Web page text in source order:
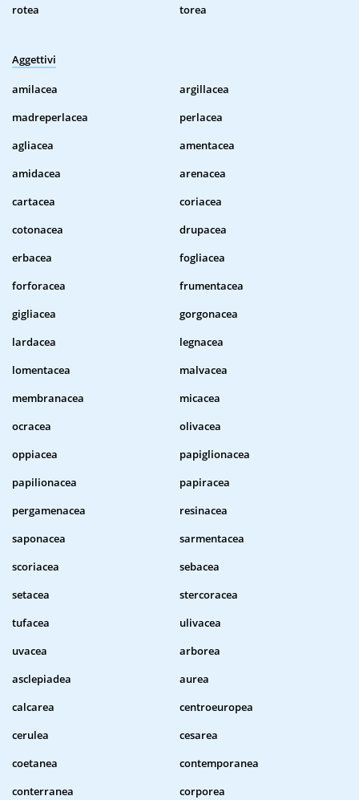
rotea
torea
Aggettivi
amilacea
argillacea
madreperlacea
perlacea
agliacea
amentacea
amidacea
arenacea
cartacea
coriacea
cotonacea
drupacea
erbacea
fogliacea
forforacea
frumentacea
gigliacea
gorgonacea
lardacea
legnacea
lomentacea
malvacea
membranacea
micacea
ocracea
olivacea
oppiacea
papiglionacea
papilionacea
papiracea
pergamenacea
resinacea
saponacea
sarmentacea
scoriacea
sebacea
setacea
stercoracea
tufacea
ulivacea
uvacea
arborea
asclepiadea
aurea
calcarea
centroeuropea
cerulea
cesarea
coetanea
contemporanea
conterranea
corporea